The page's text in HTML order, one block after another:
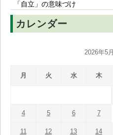
「自立」の意味づけ
カレンダー
2026年5月
月 火 水 木
4 5 6 7
11 12 13 14